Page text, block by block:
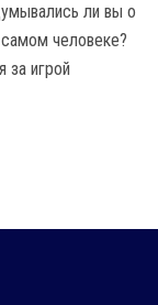
ли вы о
человеке?
за игрой